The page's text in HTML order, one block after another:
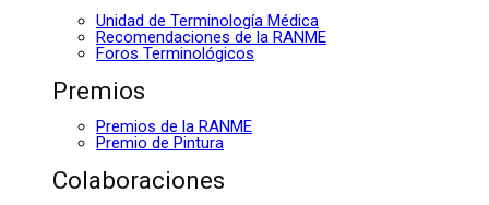
Unidad de Terminología Médica
Recomendaciones de la RANME
Foros Terminológicos
Premios
Premios de la RANME
Premio de Pintura
Colaboraciones